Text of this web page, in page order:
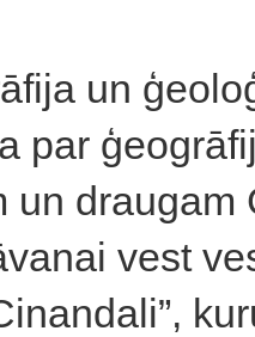
un
par
un
vest